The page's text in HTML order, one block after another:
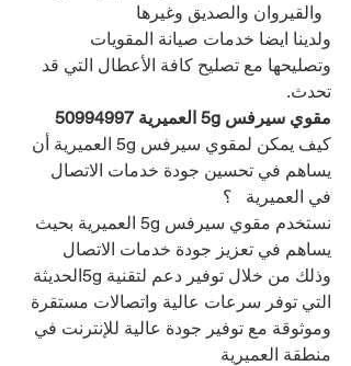
والقيروان والصديق وغيرها
ولدينا ايضا خدمات صيانة المقويات
وتصليحها مع تصليح كافة الأعطال التي قد
تحدث.
مقوي سيرفس 5g العميرية
50994997
كيف يمكن لمقوي سيرفس 5g العميرية أن
يساهم في تحسين جودة خدمات الاتصال
في العميرية   ؟
نستخدم مقوي سيرفس 5g العميرية بحيث
يساهم في تعزيز جودة خدمات الاتصال
وذلك من خلال توفير دعم لتقنية 5gالحديثة
التي توفر سرعات عالية واتصالات مستقرة
وموثوقة مع توفير جودة عالية للإنترنت في
منطقة العميرية